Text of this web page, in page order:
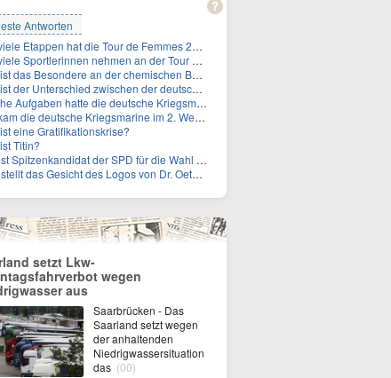
Antworten
Wie viele Etappen hat die Tour de Femmes 2026?
Sportlerinnen nehmen an der Tour de Femmes teil?
Besondere an der chemischen Bezeichnung für Titin?
zwischen der deutschen Kriegsmarine im 2. Weltkrieg und der Naziflotte?
hatte die deutsche Kriegsmarine im 2. Weltkrieg im Schwarzen Meer?
die deutsche Kriegsmarine im 2. Weltkrieg ins Schwarze Meer?
eine Gratifikationskrise?
Titin?
der SPD für die Wahl zum Berliner Abgeordnetenhaus im September 2026?
das Gesicht des Logos von Dr. Oetker dar?
setzt Lkw-
wegen
aus
Saarbrücken - Das
Saarland setzt wegen
der anhaltenden
Niedrigwassersituation
das (00)